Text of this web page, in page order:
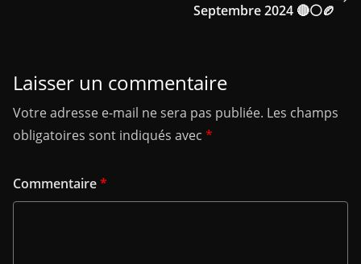
Septembre 2024 🔴⚪🏉
Laisser un commentaire
Votre adresse e-mail ne sera pas publiée. Les champs
obligatoires sont indiqués avec *
Commentaire*